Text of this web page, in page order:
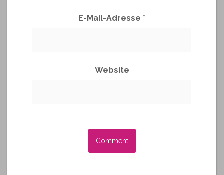
E-Mail-Adresse *
Website